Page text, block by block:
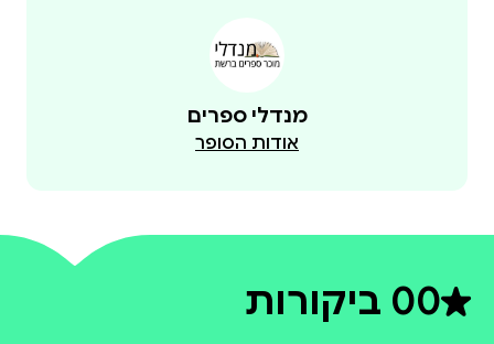
מנדלי ספרים
אודות הסופר
0דירוג ממוצע 0 מתוך 5
0 ביקורות